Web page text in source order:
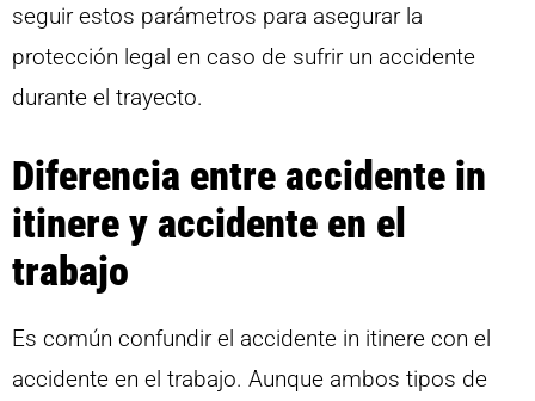
seguir estos parámetros para asegurar la
protección legal en caso de sufrir un accidente
durante el trayecto.
Diferencia entre accidente in
itinere y accidente en el
trabajo
Es común confundir el accidente in itinere con el
accidente en el trabajo. Aunque ambos tipos de